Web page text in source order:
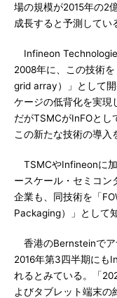
場の規模が2015年の2
成長すると予測してい
Infineon
2008年に、この技術
grid array）」として
ケージの低背化を実現
だがTSMCがInFOとし
この新たな技術の導入
TSMCやInfineonに
ースケール・セミコン
企業も、同技術を「
Packaging）」として
香港のBernsteinでア
2016年第3四半期にも
れるとみている。「
よびタブレット端末の